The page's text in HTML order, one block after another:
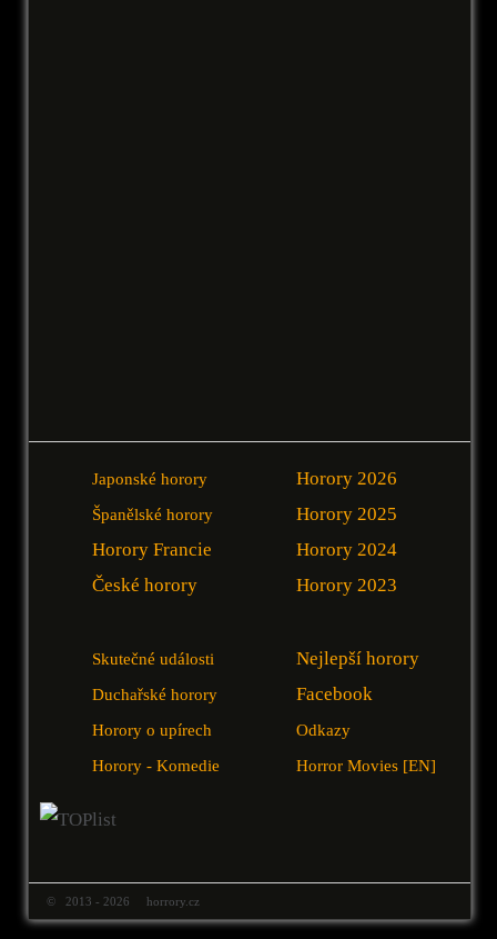
Japonské horory
Španělské horory
Horory Francie
České horory
Horory 2026
Horory 2025
Horory 2024
Horory 2023
Skutečné události
Duchařské horory
Horory o upírech
Horory - Komedie
Nejlepší horory
Facebook
Odkazy
Horror Movies [EN]
© 2013 - 2026 horrory.cz